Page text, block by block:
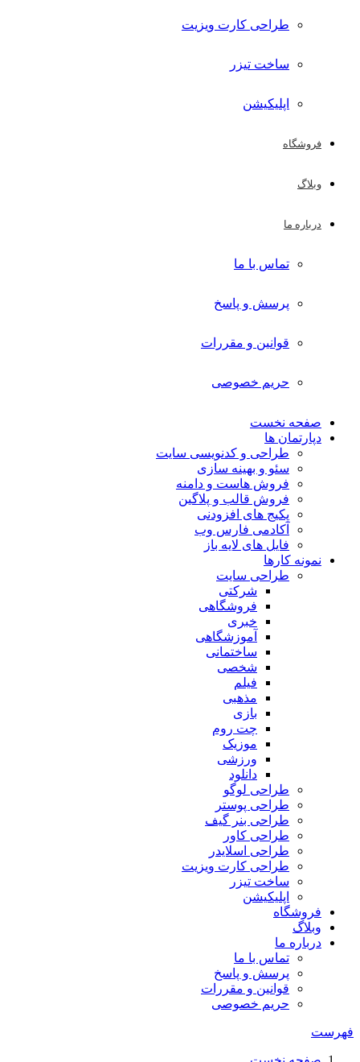
طراحی کارت ویزیت
ساخت تیزر
اپلیکیشن
فروشگاه
وبلاگ
درباره ما
تماس با ما
پرسش و پاسخ
قوانین و مقررات
حریم خصوصی
صفحه نخست
دپارتمان ها
طراحی و کدنویسی سایت
سئو و بهینه سازی
فروش هاست و دامنه
فروش قالب و پلاگین
پکیج های افزودنی
آکادمی فارس وب
فایل های لایه باز
نمونه کارها
طراحی سایت
شرکتی
فروشگاهی
خبری
آموزشگاهی
ساختمانی
شخصی
فیلم
مذهبی
بازی
چت روم
موزیک
ورزشی
دانلود
طراحی لوگو
طراحی پوستر
طراحی بنر گیف
طراحی کاور
طراحی اسلایدر
طراحی کارت ویزیت
ساخت تیزر
اپلیکیشن
فروشگاه
وبلاگ
درباره ما
تماس با ما
پرسش و پاسخ
قوانین و مقررات
حریم خصوصی
فهرست